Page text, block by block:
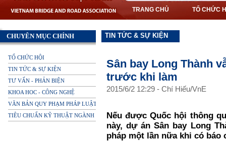
TRANG CHỦ TỔ CHỨC
CHUYÊN MỤC CHÍNH
TỔ CHỨC HỘI
TIN TỨC & SỰ KIỆN
TƯ VẤN - PHẢN BIỆN
KHOA HOC - CÔNG NGHỆ
VĂN BẢN QUY PHẠM PHÁP LUẬT
TIÊU CHUẨN KỸ THUẬT NGÀNH
TIN TỨC & SỰ KIỆN
Sân bay Long Thành
trước khi làm
2015/6/2 12:29- Chí Hiếu/VnE
Nếu được Quốc hội thông
này, dự án Sân bay Long
pháp một lần nữa khi có báo